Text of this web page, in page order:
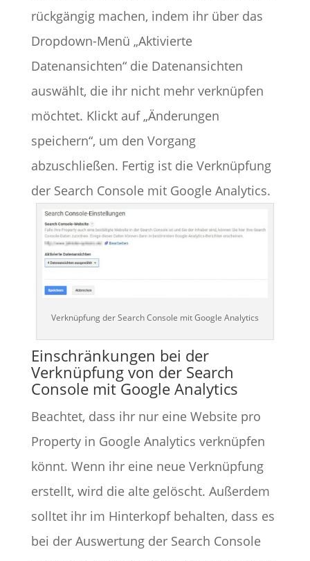
rückgängig machen, indem ihr über das
Dropdown-Menü „Aktivierte
Datenansichten“ die Datenansichten
auswählt, die ihr nicht mehr verknüpfen
möchtet. Klickt auf „Änderungen
speichern“, um den Vorgang
abzuschließen. Fertig ist die Verknüpfung
der Search Console mit Google Analytics.
Verknüpfung der Search Console mit Google Analytics
Einschränkungen bei der
Verknüpfung von der Search
Console mit Google Analytics
Beachtet, dass ihr nur eine Website pro
Property in Google Analytics verknüpfen
könnt. Wenn ihr eine neue Verknüpfung
erstellt, wird die alte gelöscht. Außerdem
solltet ihr im Hinterkopf behalten, dass es
bei der Auswertung der Search Console